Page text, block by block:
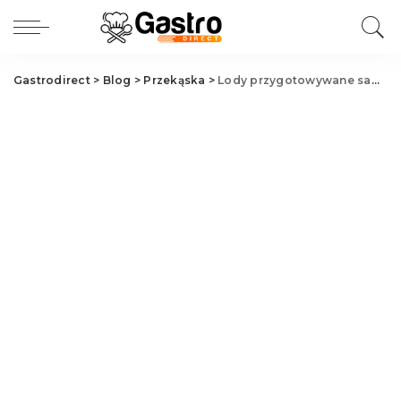
Gastrodirect> Blog > Przekąska > Lody przygotowywane samodzielnie